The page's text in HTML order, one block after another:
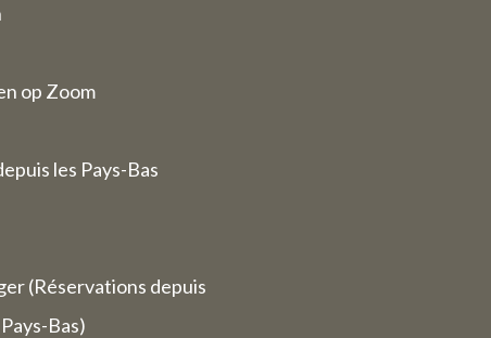
op Zoom
les Pays-Bas
(Réservations depuis
Bas)